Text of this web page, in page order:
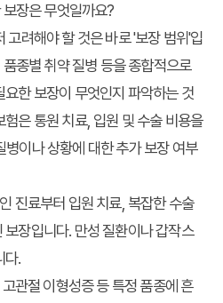
장은 무엇일까요?
고려해야 할 것은 바로 '보장 범위'입
종별 취약 질병 등을 종합적으로
한 보장이 무엇인지 파악하는 것
은 통원 치료, 입원 및 수술 비용을
이나 상황에 대한 추가 보장 여부
진료부터 입원 치료, 복잡한 수술
장입니다. 만성 질환이나 갑작스
다.
관절 이형성증 등 특정 품종에 흔